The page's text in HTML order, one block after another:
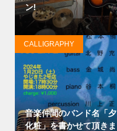
ン!
音楽仲間のバンド名「夕
化粧」を書かせて頂きま
CALLIGRAPHY